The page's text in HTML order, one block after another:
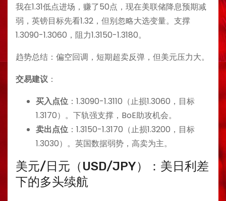
我在1.31低点进场，赚了50点，现在美联储降息预期减
弱，英镑目标先看1.32，但别忽略大选变量。支撑
1.3090-1.3060，阻力1.3150-1.3180。
趋势总结：偏空回调，短期超卖反弹，但美元压力大。
交易建议：
买入点位 ：1.3090-1.3110（止损1.3060，目标
1.3170）。下轨强支撑，BoE助攻机会。
卖出点位 ：1.3150-1.3170（止损1.3200，目标
1.3030）。英国数据弱势，高卖为主。
美元/日元（USD/JPY）：美日利差
下的多头续航